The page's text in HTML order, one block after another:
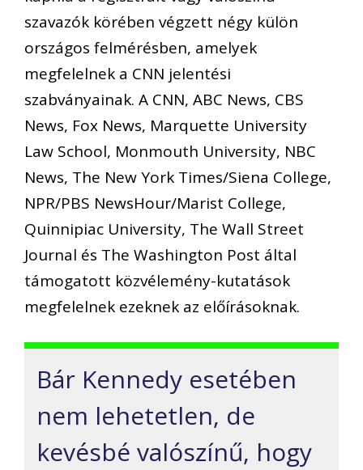
szavazók körében végzett négy külön
országos felmérésben, amelyek
megfelelnek a CNN jelentési
szabványainak. A CNN, ABC News, CBS
News, Fox News, Marquette University
Law School, Monmouth University, NBC
News, The New York Times/Siena College,
NPR/PBS NewsHour/Marist College,
Quinnipiac University, The Wall Street
Journal és The Washington Post által
támogatott közvélemény-kutatások
megfelelnek ezeknek az előírásoknak.
Bár Kennedy esetében
nem lehetetlen, de
kevésbé valószínű, hogy